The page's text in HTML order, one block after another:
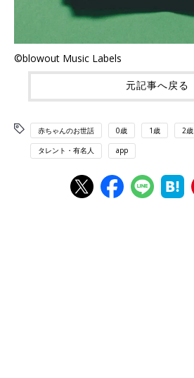
©blowout Music Labels
元記事へ戻る
赤ちゃんのお世話 0歳 1歳 2歳
タレント・有名人 app